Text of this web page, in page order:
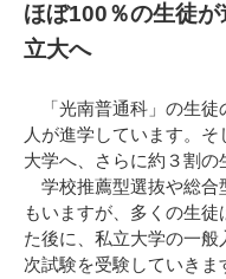
ほぼ100％の生徒
立大へ
「光南普通科」の生徒
人が進学しています。
大学へ、さらに約３割
学校推薦型選抜や総合
もいますが、多くの生
た後に、私立大学の一
次試験を受験していきま